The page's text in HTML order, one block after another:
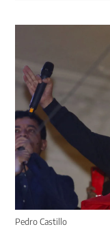
Pedro Castillo